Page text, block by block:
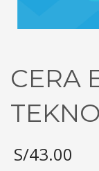
CERA
S/43.00